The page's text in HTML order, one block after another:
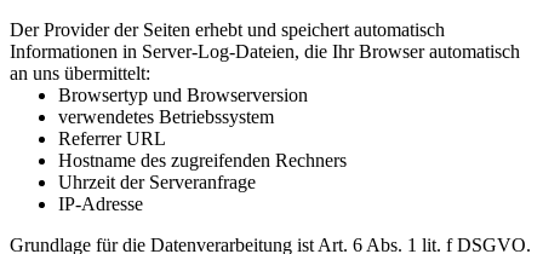
Der Provider der Seiten erhebt und speichert automatisch
Informationen in Server-Log-Dateien, die Ihr Browser automatisch
an uns übermittelt:
Browsertyp und Browserversion
verwendetes Betriebssystem
Referrer URL
Hostname des zugreifenden Rechners
Uhrzeit der Serveranfrage
IP-Adresse
Grundlage für die Datenverarbeitung ist Art. 6 Abs. 1 lit. f DSGVO.